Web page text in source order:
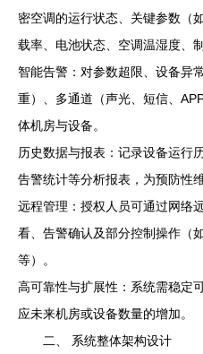
密空调的运行状态、关键参数（
载率、电池状态、空调温湿度、
智能告警：对参数超限、设备异
重）、多通道（声光、短信、
体机房与设备。
历史数据与报表：记录设备运行
告警统计等分析报表，为预防性
远程管理：授权人员可通过网络
看、告警确认及部分控制操作（
等）。
高可靠性与扩展性：系统需稳定
应未来机房或设备数量的增加。
二、 系统整体架构设计